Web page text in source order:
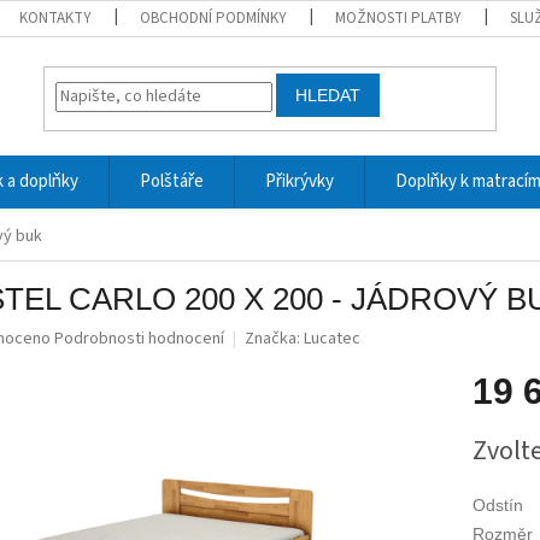
KONTAKTY OBCHODNÍ PODMÍNKY MOŽNOSTI PLATBY
HLEDAT
a doplňky Polštáře Přikrývky Doplňky k matracím
buk
CARLO 200 X 200 - JÁDROVÝ
Podrobnosti hodnocení Značka: Lucatec
19
cena:
Odstín
Rozměr